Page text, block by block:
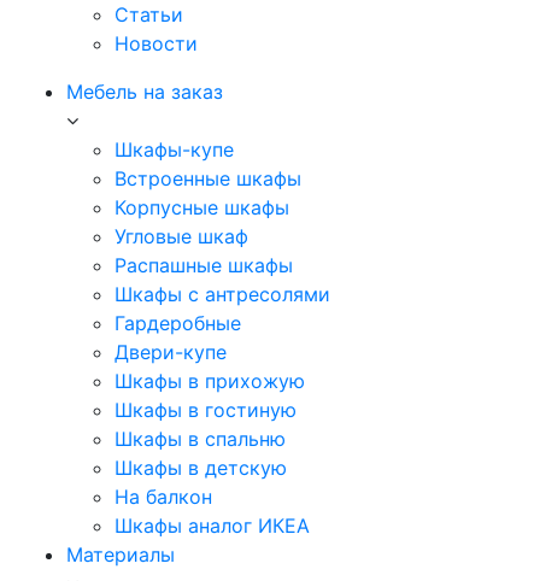
Статьи
Новости
Мебель на заказ
Шкафы-купе
Встроенные шкафы
Корпусные шкафы
Угловые шкаф
Распашные шкафы
Шкафы с антресолями
Гардеробные
Двери-купе
Шкафы в прихожую
Шкафы в гостиную
Шкафы в спальню
Шкафы в детскую
На балкон
Шкафы аналог ИКЕА
Материалы